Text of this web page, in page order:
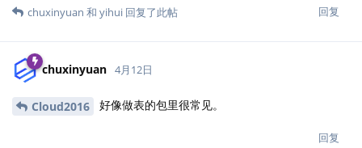
回复
chuxinyuan 和 yihui 回复了此帖
chuxinyuan 4月12日
Cloud2016 好像做表的包里很常见。
回复